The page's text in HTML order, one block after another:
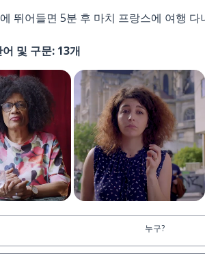
뛰어들면 5분 후 마치 프랑스에 여행 다
및 구문: 13개
누구?